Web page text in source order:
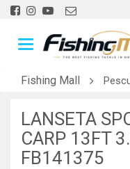
Fishing Mall
LANSETA
CARP 13FT
FB141375